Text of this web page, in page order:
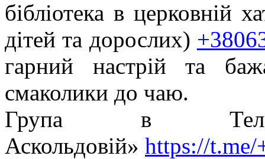
бібліотека в церковній
дітей та дорослих)
гарний настрій та
смаколики до чаю.
Група в
Аскольдовій» https://